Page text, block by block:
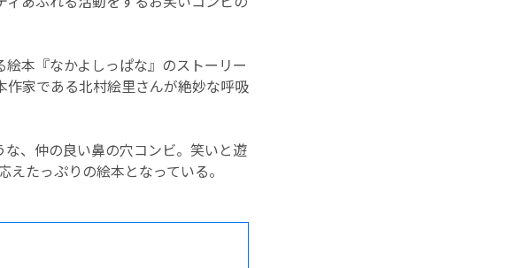
本『なかよしっぱな』のストーリー
家である北村絵里さんが絶妙な呼吸
、仲の良い鼻の穴コンビ。笑いと遊
たっぷりの絵本となっている。